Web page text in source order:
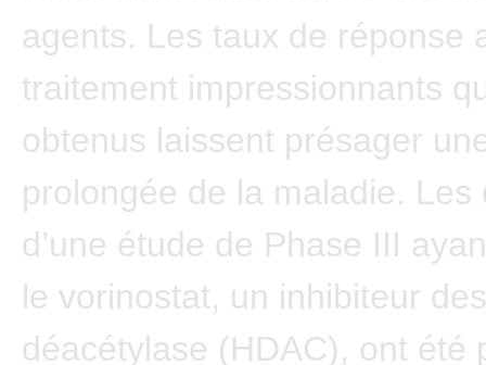
agents. Les taux de réponse
traitement impressionnants
obtenus laissent présager
prolongée de la maladie. Les
d’une étude de Phase III
le vorinostat, un inhibiteur
déacétylase (HDAC), ont été